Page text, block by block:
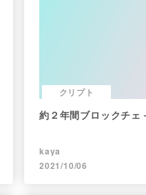
クリプト
約２年間ブロックチェ
kaya
2021/10/06